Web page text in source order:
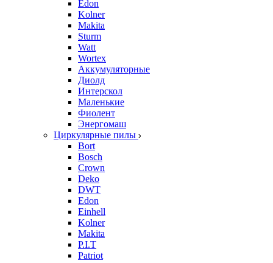
Edon
Kolner
Makita
Sturm
Watt
Wortex
Аккумуляторные
Диолд
Интерскол
Маленькие
Фиолент
Энергомаш
Циркулярные пилы
Bort
Bosch
Crown
Deko
DWT
Edon
Einhell
Kolner
Makita
P.I.T
Patriot